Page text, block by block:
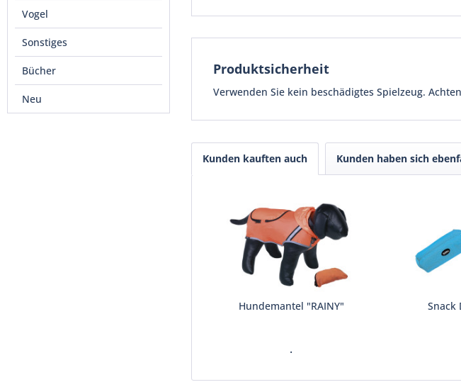
Vogel
Sonstiges
Bücher
Neu
Produktsicherheit
Verwenden Sie kein beschädigtes Spielzeug.
Kunden kauften auch Kunden haben sich
Hundemantel "RAINY"
.
Snack